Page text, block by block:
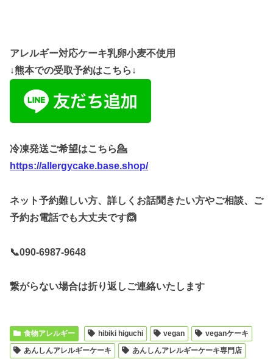
アレルギー対応ケーキ乳卵小麦不使用
↓熊本での受取予約はこちら↓
冷凍発送ご希望はこちら💁
https://allergycake.base.shop/
ネット予約難しい方、詳しくお話聞きたい方やご相談、ご
予約お電話でも大丈夫です🙆
📞090-6987-9648
繋がらない場合は折り返しご連絡いたします
食物アレルギー hibiki higuchi vegan
veganケーキ
あんしんアレルギーケーキ
あんしんアレルギーケーキ専門店